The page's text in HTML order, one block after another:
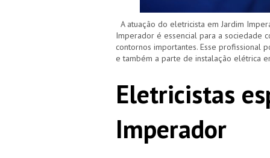
A atuação do eletricista em Jardim
Imperador é essencial para a sociedade
contornos importantes. Esse profissional
e também a parte de instalação elétrica
Eletricistas
Imperador